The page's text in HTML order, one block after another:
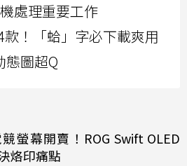
處理重要工作
款！「蛤」字必下載爽用
態圖超Q
螢幕開賣！ROG Swift OLED
烙印痛點